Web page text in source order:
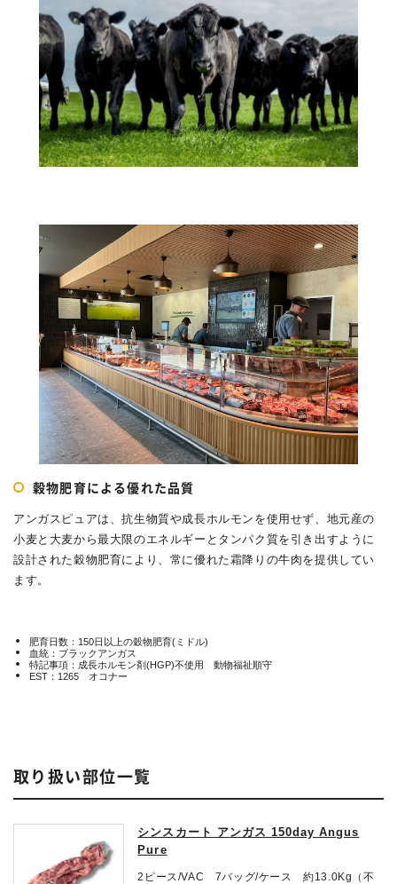
穀物肥育による優れた品質
アンガスピュアは、抗生物質や成長ホルモンを使用せず、地元産の
小麦と大麦から最大限のエネルギーとタンパク質を引き出すように
設計された穀物肥育により、常に優れた霜降りの牛肉を提供してい
ます。
肥育日数：150日以上の穀物肥育(ミドル)
血統：ブラックアンガス
特記事項：成長ホルモン剤(HGP)不使用 動物福祉順守
EST：1265 オコナー
取り扱い部位一覧
シンスカート アンガス 150day Angus
Pure
2ピース/VAC 7バッグ/ケース 約13.0Kg（不